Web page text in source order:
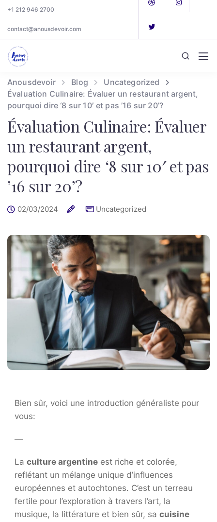
+1 212 946 2700
contact@anousdevoir.com
Anousdevoir Blog
Uncategorized
Évaluation Culinaire: Évaluer un restaurant argent,
pourquoi dire ‘8 sur 10′ et pas ’16 sur 20’?
Évaluation Culinaire: Évaluer
un restaurant argent,
pourquoi dire ‘8 sur 10′ et pas
’16 sur 20’?
02/03/2024 Uncategorized
Bien sûr, voici une introduction généraliste pour
vous:
—
La culture argentine est riche et colorée,
reflétant un mélange unique d’influences
européennes et autochtones. C’est un terreau
fertile pour l’exploration à travers l’art, la
musique, la littérature et bien sûr, sa cuisine